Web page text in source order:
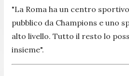
"La Roma ha un centro
pubblico da Champions e uno
alto livello. Tutto il resto lo
insieme".